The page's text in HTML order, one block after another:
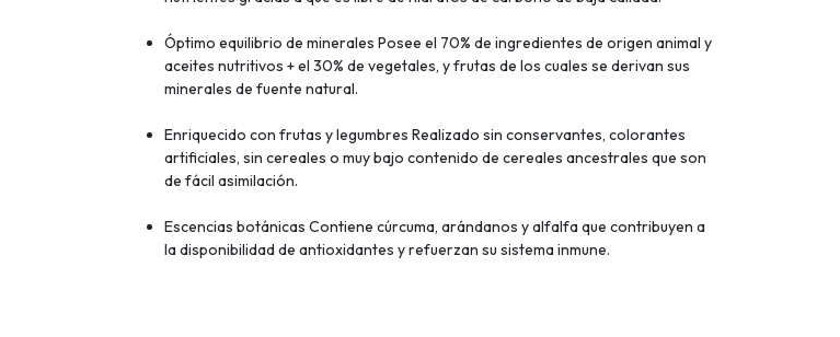
Óptimo equilibrio de minerales Posee el 70% de ingredientes de origen animal y
aceites nutritivos + el 30% de vegetales, y frutas de los cuales se derivan sus
minerales de fuente natural.
Enriquecido con frutas y legumbres Realizado sin conservantes, colorantes
artificiales, sin cereales o muy bajo contenido de cereales ancestrales que son
de fácil asimilación.
Escencias botánicas Contiene cúrcuma, arándanos y alfalfa que contribuyen a
la disponibilidad de antioxidantes y refuerzan su sistema inmune.